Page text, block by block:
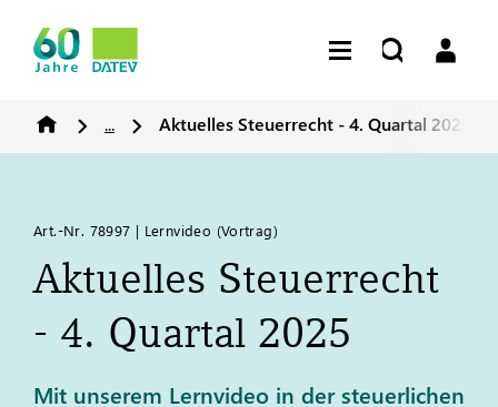
... Aktuelles Steuerrecht - 4. Quartal 2025
Art.-Nr. 78997 | Lernvideo (Vortrag)
Aktuelles Steuerrecht
- 4. Quartal 2025
Mit unserem Lernvideo in der steuerlichen